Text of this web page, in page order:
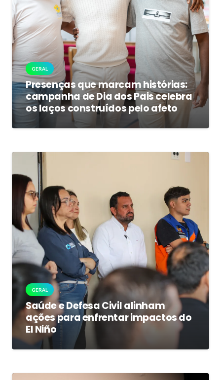
GERAL
Presenças que marcam histórias:
campanha de Dia dos Pais celebra
os laços construídos pelo afeto
GERAL
Saúde e Defesa Civil alinham
ações para enfrentar impactos do
El Niño